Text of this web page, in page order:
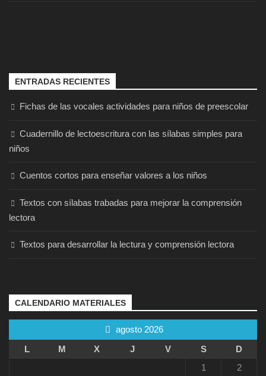
ENTRADAS RECIENTES
Fichas de las vocales actividades para niños de preescolar
Cuadernillo de lectoescritura con las sílabas simples para
niños
Cuentos cortos para enseñar valores a los niños
Textos con sílabas trabadas para mejorar la comprensión
lectora
Textos para desarrollar la lectura y comprensión lectora
CALENDARIO MATERIALES
agosto 2026
L
M X J V S
D
1
2